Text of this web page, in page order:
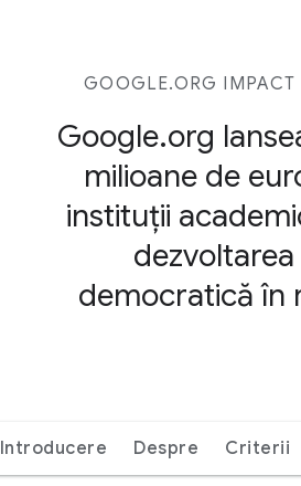
GOOGLE.ORG IMPACT
Google.org
milioane de
instituții
democratică în
Introducere Despre Criterii